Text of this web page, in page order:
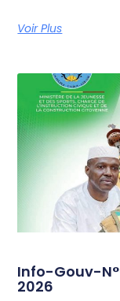
Voir Plus
Info-Gouv-
2026